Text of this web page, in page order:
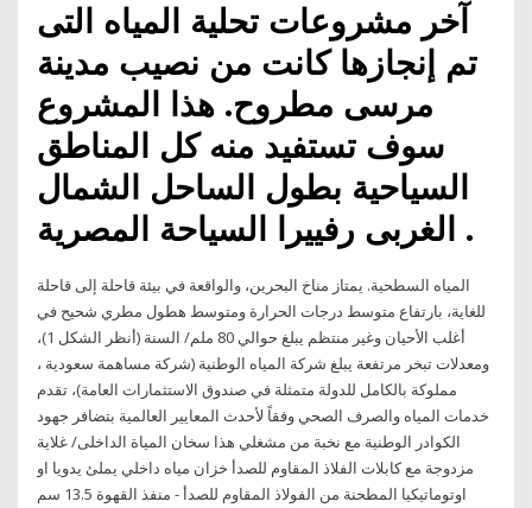
آخر مشروعات تحلية المياه التى
تم إنجازها كانت من نصيب مدينة
مرسى مطروح. هذا المشروع
سوف تستفيد منه كل المناطق
السياحية بطول الساحل الشمال
الغربى رفييرا السياحة المصرية .
المياه السطحية. يمتاز مناخ البحرين، والواقعة في بيئة قاحلة إلى قاحلة
للغاية، بارتفاع متوسط درجات الحرارة ومتوسط هطول مطري شحيح في
أغلب الأحيان وغير منتظم يبلغ حوالي 80 ملم/ السنة (أنظر الشكل 1)،
ومعدلات تبخر مرتفعة يبلغ شركة المياه الوطنية (شركة مساهمة سعودية ،
مملوكة بالكامل للدولة متمثلة في صندوق الاستثمارات العامة)، تقدم
خدمات المياه والصرف الصحي وفقاً لأحدث المعايير العالمية بتضافر جهود
الكوادر الوطنية مع نخبة من مشغلي هذا سخان المياة الداخلى/ غلاية
مزدوجة مع كابلات الفلاذ المقاوم للصدأ خزان مياه داخلي يملئ يدويا او
اوتوماتيكيا المطحنة من الفولاذ المقاوم للصدأ - منفذ القهوة 13.5 سم